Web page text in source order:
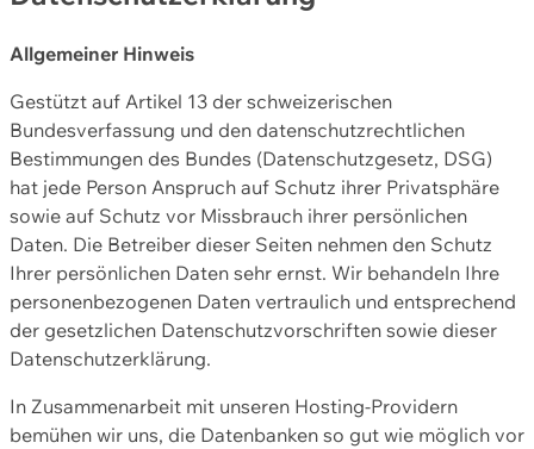
Allgemeiner Hinweis
Gestützt auf Artikel 13 der schweizerischen
Bundesverfassung und den datenschutzrechtlichen
Bestimmungen des Bundes (Datenschutzgesetz, DSG)
hat jede Person Anspruch auf Schutz ihrer Privatsphäre
sowie auf Schutz vor Missbrauch ihrer persönlichen
Daten. Die Betreiber dieser Seiten nehmen den Schutz
Ihrer persönlichen Daten sehr ernst. Wir behandeln Ihre
personenbezogenen Daten vertraulich und entsprechend
der gesetzlichen Datenschutzvorschriften sowie dieser
Datenschutzerklärung.
In Zusammenarbeit mit unseren Hosting-Providern
bemühen wir uns, die Datenbanken so gut wie möglich vor